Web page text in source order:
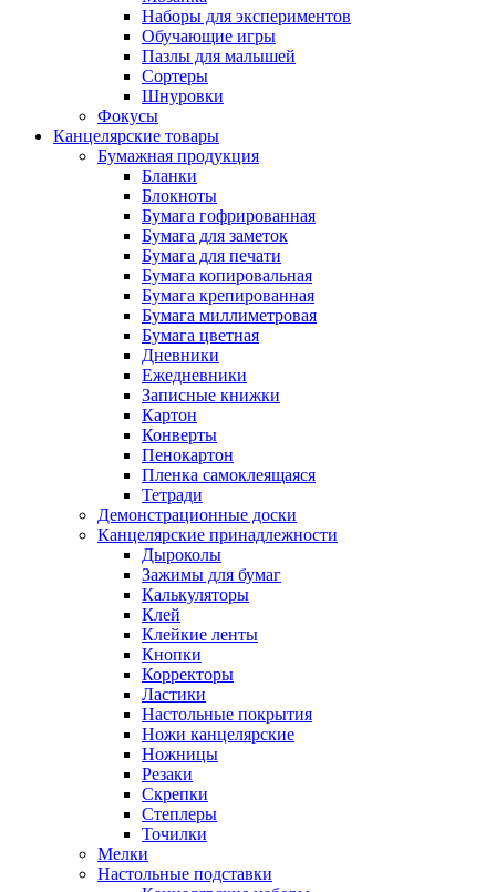
Наборы для экспериментов
Обучающие игры
Пазлы для малышей
Сортеры
Шнуровки
Фокусы
Канцелярские товары
Бумажная продукция
Бланки
Блокноты
Бумага гофрированная
Бумага для заметок
Бумага для печати
Бумага копировальная
Бумага крепированная
Бумага миллиметровая
Бумага цветная
Дневники
Ежедневники
Записные книжки
Картон
Конверты
Пенокартон
Пленка самоклеящаяся
Тетради
Демонстрационные доски
Канцелярские принадлежности
Дыроколы
Зажимы для бумаг
Калькуляторы
Клей
Клейкие ленты
Кнопки
Корректоры
Ластики
Настольные покрытия
Ножи канцелярские
Ножницы
Резаки
Скрепки
Степлеры
Точилки
Мелки
Настольные подставки